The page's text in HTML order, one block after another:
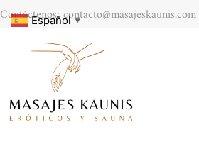
Contáctenos: contacto@masajeskaunis.com
Español ▼